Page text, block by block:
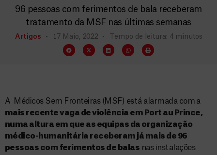
96 pessoas com ferimentos de bala receberam
tratamento da MSF nas últimas semanas
Artigos 17 Maio, 2022 Tempo de leitura: 4 minutos
A Médicos Sem Fronteiras (MSF) está alarmada com a
mais recente vaga de violência em Port au Prince,
numa altura em que as equipas da organização
médico-humanitária receberam já mais de 96
pessoas com ferimentos de balas nas instalações